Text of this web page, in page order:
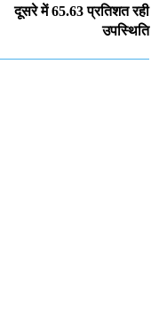
दूसरे में 65.63 प्रतिशत रही
उपस्थिति